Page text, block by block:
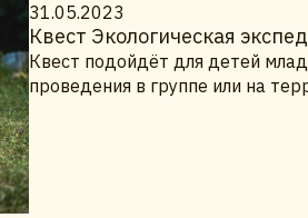
31.05.2023
Квест Экологическая
Квест подойдёт для детей
проведения в группе или на